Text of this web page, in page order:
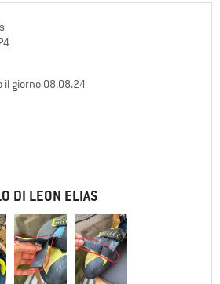
il giorno 08.08.24
DI LEON ELIAS